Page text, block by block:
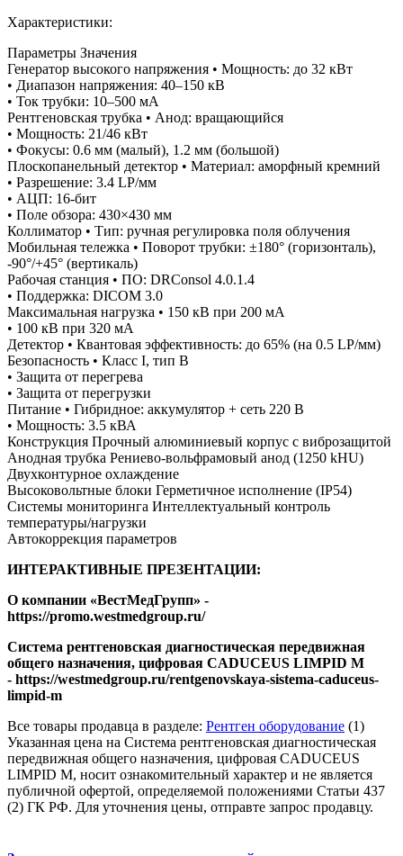
Характеристики:
Параметры Значения
Генератор высокого напряжения • Мощность: до 32 кВт
• Диапазон напряжения: 40–150 кВ
• Ток трубки: 10–500 мА
Рентгеновская трубка • Анод: вращающийся
• Мощность: 21/46 кВт
• Фокусы: 0.6 мм (малый), 1.2 мм (большой)
Плоскопанельный детектор • Материал: аморфный кремний
• Разрешение: 3.4 LP/мм
• АЦП: 16-бит
• Поле обзора: 430×430 мм
Коллиматор • Тип: ручная регулировка поля облучения
Мобильная тележка • Поворот трубки: ±180° (горизонталь),
-90°/+45° (вертикаль)
Рабочая станция • ПО: DRConsol 4.0.1.4
• Поддержка: DICOM 3.0
Максимальная нагрузка • 150 кВ при 200 мА
• 100 кВ при 320 мА
Детектор • Квантовая эффективность: до 65% (на 0.5 LP/мм)
Безопасность • Класс I, тип B
• Защита от перегрева
• Защита от перегрузки
Питание • Гибридное: аккумулятор + сеть 220 В
• Мощность: 3.5 кВА
Конструкция Прочный алюминиевый корпус с виброзащитой
Анодная трубка Рениево-вольфрамовый анод (1250 kHU)
Двухконтурное охлаждение
Высоковольтные блоки Герметичное исполнение (IP54)
Системы мониторинга Интеллектуальный контроль
температуры/нагрузки
Автокоррекция параметров
ИНТЕРАКТИВНЫЕ ПРЕЗЕНТАЦИИ:
​О компании «ВестМедГрупп» -
https://promo.westmedgroup.ru/
Система рентгеновская диагностическая передвижная
общего назначения, цифровая CADUCEUS LIMPID M
- https://westmedgroup.ru/rentgenovskaya-sistema-caduceus-
limpid-m
Все товары продавца в разделе: Рентген оборудование (1)
Указанная цена на Система рентгеновская диагностическая
передвижная общего назначения, цифровая CADUCEUS
LIMPID M, носит ознакомительный характер и не является
публичной офертой, определяемой положениями Статьи 437
(2) ГК РФ. Для уточнения цены, отправте запрос продавцу.